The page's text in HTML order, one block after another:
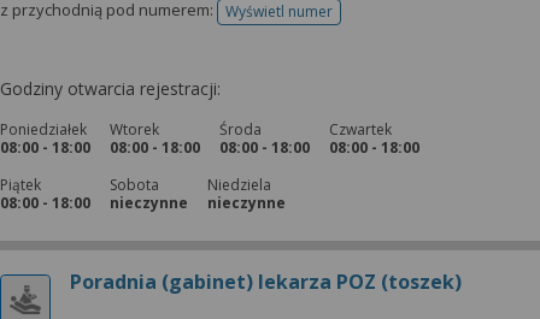
z przychodnią pod numerem:
Wyświetl numertelefonu do rejestracji
Godziny otwarcia rejestracji:
Poniedziałek
08:00 - 18:00
Wtorek
08:00 - 18:00
Środa
08:00 - 18:00
Czwartek
08:00 - 18:00
Piątek
08:00 - 18:00
Sobota
nieczynne
Niedziela
nieczynne
Poradnia (gabinet) lekarza POZ (toszek)